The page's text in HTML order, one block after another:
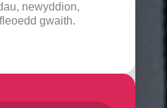
newyddion,
gwaith.